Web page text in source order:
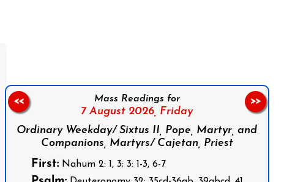
Mass Readings for
7 August 2026, Friday
Ordinary Weekday/ Sixtus II, Pope, Martyr, and
Companions, Martyrs/ Cajetan, Priest
First:Nahum 2: 1, 3; 3: 1-3, 6-7
<< >>